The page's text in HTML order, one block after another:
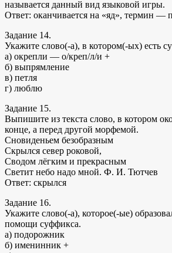
называется данный вид языковой игры.
Ответ: оканчивается на «яд», термин —
Задание 14.
Укажите слово(-а), в котором(-ых) есть
а) окрепли — о/креп/л/и +
б) выпрямление
в) петля
г) люблю
Задание 15.
Выпишите из текста слово, в котором
конце, а перед другой морфемой.
Сновиденьем безобразным
Скрылся север роковой,
Сводом лёгким и прекрасным
Светит небо надо мной. Ф. И. Тютчев
Ответ: скрылся
Задание 16.
Укажите слово(-а), которое(-ые)
помощи суффикса.
а) подорожник
б) именинник +